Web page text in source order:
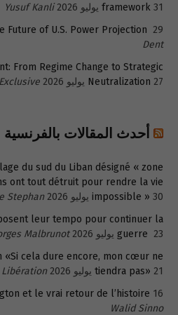
framework 31 يوليو 2026
Yusuf Kanli
Future of U.S. Power Projection 29 يوليو 2026
Dent
From Regime Change to Strategic
Neutralization 27 يوليو 2026
أحدث المقالات بالفرنسية
du sud du Liban désigné « zone
ont tout détruit pour rendre la vie
impossible » 30 يوليو 2026
Stephan
leur tempo pour continuer la
guerre 23 يوليو 2026
Malbrunot
«Si cela dure encore, mon cœur ne
tiendra pas» 21 يوليو 2026
Libération
et le vrai retour de l’histoire 16 يوليو 2026
Walid Sinno